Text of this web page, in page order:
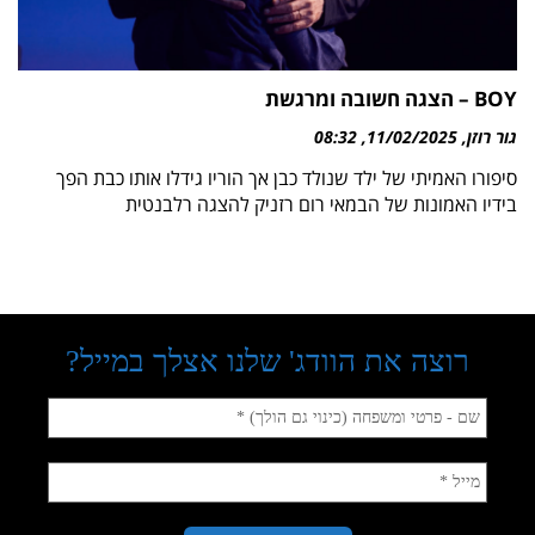
BOY – הצגה חשובה ומרגשת
גור רוזן 11/02/2025
08:32
סיפורו האמיתי של ילד שנולד כבן אך הוריו גידלו אותו כבת הפך
בידיו האמונות של הבמאי רום רזניק להצגה רלבנטית